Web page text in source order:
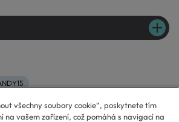
všechny soubory cookie“, poskytnete tím
na vašem zařízení, což pomáhá s navigací na